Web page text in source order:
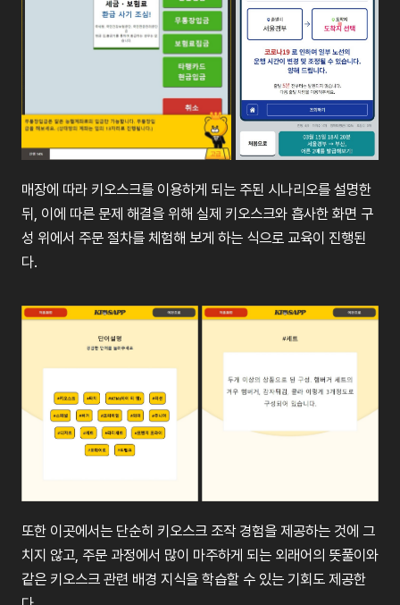
매장에 따라 키오스크를 이용하게 되는 주된 시나리오를 설명한
뒤, 이에 따른 문제 해결을 위해 실제 키오스크와 흡사한 화면 구
성 위에서 주문 절차를 체험해 보게 하는 식으로 교육이 진행된
다.
또한 이곳에서는 단순히 키오스크 조작 경험을 제공하는 것에 그
치지 않고, 주문 과정에서 많이 마주하게 되는 외래어의 뜻풀이와
같은 키오스크 관련 배경 지식을 학습할 수 있는 기회도 제공한